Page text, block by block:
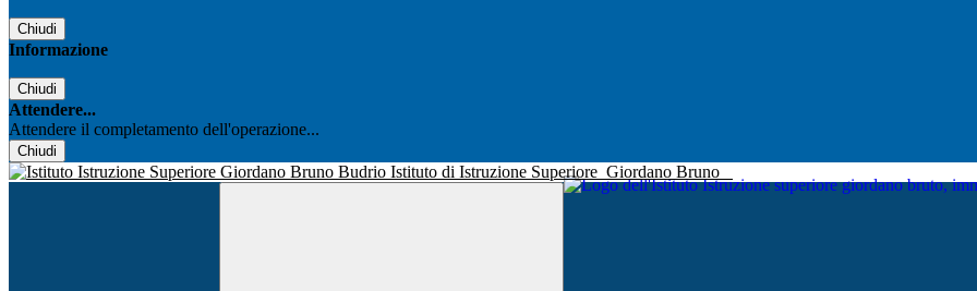
Chiudi
Informazione
Chiudi
Attendere...
Attendere il completamento dell'operazione...
Chiudi
Istituto di Istruzione Superiore Giordano Bruno